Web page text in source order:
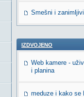
Smešni i
IZDVOJENO
Web kamere -
i planina
meduze i kako se